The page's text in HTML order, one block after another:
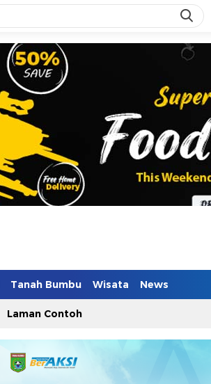
Tanah Bumbu Wisata News
Laman Contoh